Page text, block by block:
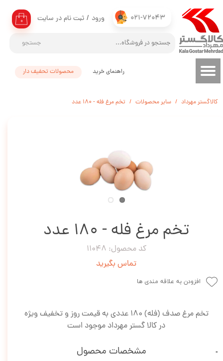
021-72043
جستجو
۰ ورود / ثبت نام در سایت
حساب کاربری من
تغییر گذر واژه
سفارشات
محصولات تحفیف دار راهنمای خرید
کالاگستر مهرداد سایر محصولات تخم مرغ فله - 180 عدد
تخم مرغ فله - 180 عدد
کد محصول: 11048
تماس بگیرید
افزودن به علاقه مندی ها
تخم مرغ صدف (فله) 180 عددی به قیمت روز و تخفیف ویژه
در کالا گستر مهرداد موجود است
مشخصات محصول